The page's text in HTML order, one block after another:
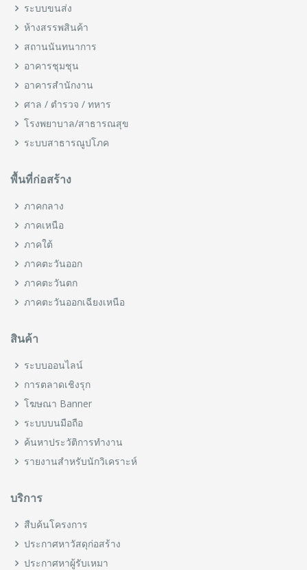
ระบบขนส่ง
ห้างสรรพสินค้า
สถานนันทนาการ
อาคารชุมชุน
อาคารสำนักงาน
ศาล / ตำรวจ / ทหาร
โรงพยาบาล/สาธารณสุข
ระบบสาธารณูปโภค
พื้นที่ก่อสร้าง
ภาคกลาง
ภาคเหนือ
ภาคใต้
ภาคตะวันออก
ภาคตะวันตก
ภาคตะวันออกเฉียงเหนือ
สินค้า
ระบบออนไลน์
การตลาดเชิงรุก
โฆษณา Banner
ระบบบนมือถือ
ค้นหาประวัติการทำงาน
รายงานสำหรับนักวิเคราะห์
บริการ
สืบค้นโครงการ
ประกาศหาวัสดุก่อสร้าง
ประกาศหาผู้รับเหมา